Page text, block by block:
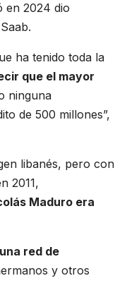
en 2024 dio
ha tenido toda la
que el mayor
ninguna
de 500 millones”,
libanés, pero con
2011,
Maduro era
red de
y otros